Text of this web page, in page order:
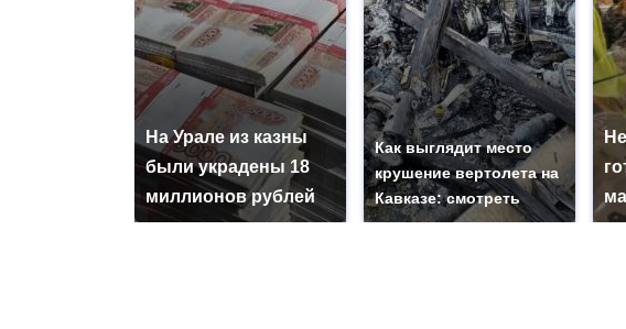
На Урале из казны
были украдены 18
миллионов рублей
Как выглядит место
крушение вертолета на
Кавказе: смотреть